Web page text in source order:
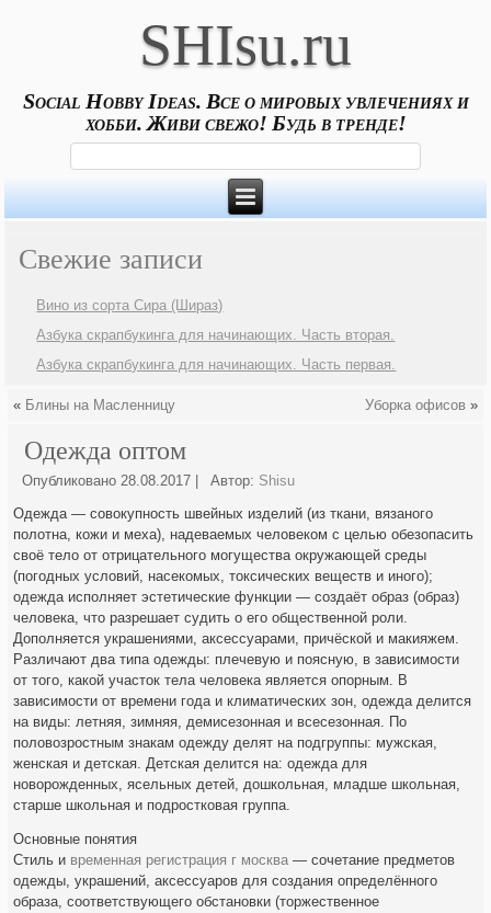
SHIsu.ru
Social Hobby Ideas. Все о мировых увлечениях и
хобби. Живи свежо! Будь в тренде!
Свежие записи
Вино из сорта Сира (Шираз)
Азбука скрапбукинга для начинающих. Часть вторая.
Азбука скрапбукинга для начинающих. Часть первая.
« Блины на Масленницу Уборка офисов»
Одежда оптом
Опубликовано 28.08.2017 Автор: Shisu
Одежда — совокупность швейных изделий (из ткани, вязаного
полотна, кожи и меха), надеваемых человеком с целью обезопасить
своё тело от отрицательного могущества окружающей среды
(погодных условий, насекомых, токсических веществ и иного);
одежда исполняет эстетические функции — создаёт образ (образ)
человека, что разрешает судить о его общественной роли.
Дополняется украшениями, аксессуарами, причёской и макияжем.
Различают два типа одежды: плечевую и поясную, в зависимости
от того, какой участок тела человека является опорным. В
зависимости от времени года и климатических зон, одежда делится
на виды: летняя, зимняя, демисезонная и всесезонная. По
половозростным знакам одежду делят на подгруппы: мужская,
женская и детская. Детская делится на: одежда для
новорожденных, ясельных детей, дошкольная, младше школьная,
старше школьная и подростковая группа.
Основные понятия
Стиль и временная регистрация г москва — сочетание предметов
одежды, украшений, аксессуаров для создания определённого
образа, соответствующего обстановки (торжественное